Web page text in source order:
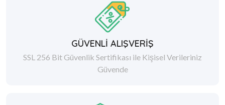
GÜVENLİ ALIŞVERİŞ
SSL 256 Bit Güvenlik Sertifikası ile Kişisel Verileriniz
Güvende